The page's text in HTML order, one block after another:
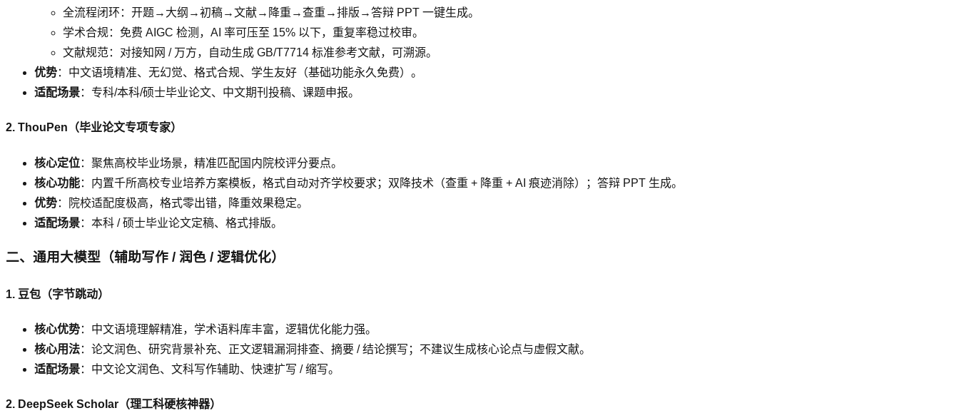
全流程闭环：开题→大纲→初稿→文献→降重→查重→排版→答辩 PPT 一键生成。
学术合规：免费 AIGC 检测，AI 率可压至 15% 以下，重复率稳过校审。
文献规范：对接知网 / 万方，自动生成 GB/T7714 标准参考文献，可溯源。
优势：中文语境精准、无幻觉、格式合规、学生友好（基础功能永久免费）。
适配场景：专科/本科/硕士毕业论文、中文期刊投稿、课题申报。
2. ThouPen（毕业论文专项专家）
核心定位：聚焦高校毕业场景，精准匹配国内院校评分要点。
核心功能：内置千所高校专业培养方案模板，格式自动对齐学校要求；双降技术（查重 + 降重 + AI 痕迹消除）；答辩 PPT 生成。
优势：院校适配度极高，格式零出错，降重效果稳定。
适配场景：本科 / 硕士毕业论文定稿、格式排版。
二、通用大模型（辅助写作 / 润色 / 逻辑优化）
1. 豆包（字节跳动）
核心优势：中文语境理解精准，学术语料库丰富，逻辑优化能力强。
核心用法：论文润色、研究背景补充、正文逻辑漏洞排查、摘要 / 结论撰写；不建议生成核心论点与虚假文献。
适配场景：中文论文润色、文科写作辅助、快速扩写 / 缩写。
2. DeepSeek Scholar（理工科硬核神器）